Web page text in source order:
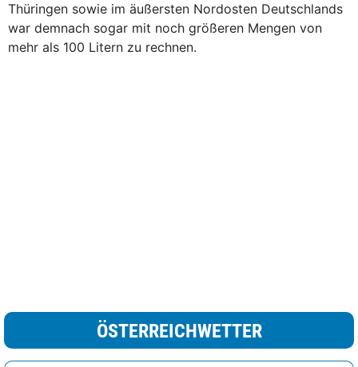
Thüringen sowie im äußersten Nordosten Deutschlands
war demnach sogar mit noch größeren Mengen von
mehr als 100 Litern zu rechnen.
ÖSTERREICHWETTER